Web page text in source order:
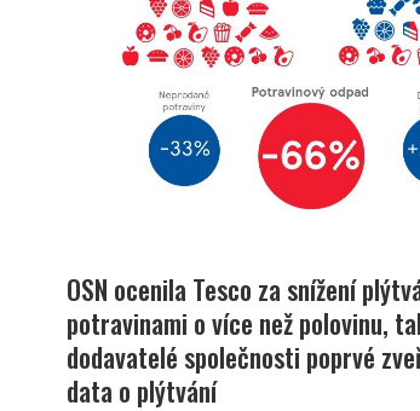
OSN ocenila Tesco za snížení
potravinami o více než polovinu,
dodavatelé společnosti poprvé
data o plýtvání